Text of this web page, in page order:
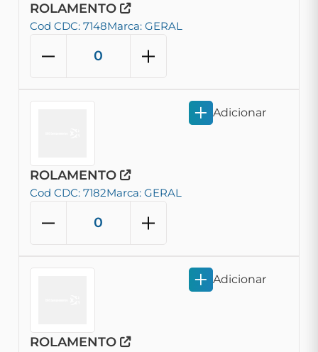
ROLAMENTO
Cod CDC: 7148Marca: GERAL
ROLAMENTO
Cod CDC: 7182Marca: GERAL
Adicionar
ROLAMENTO
Adicionar